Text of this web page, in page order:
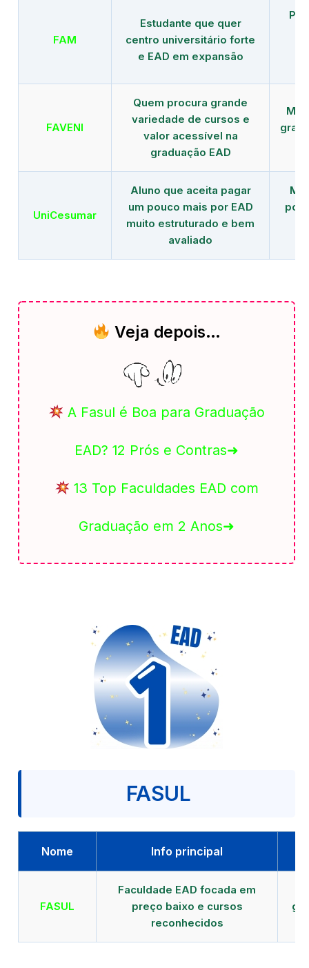
FAM
Estudante que quer
centro universitário forte
e EAD em expansão
FAVENI
Quem procura grande
variedade de cursos e
valor acessível na
graduação EAD
UniCesumar
Aluno que aceita pagar
um pouco mais por EAD
muito estruturado e bem
avaliado
Veja depois…
A Fasul é Boa para Graduação
EAD? 12 Prós e Contras➜
13 Top Faculdades EAD com
Graduação em 2 Anos➜
FASUL
Nome Info principal
FASUL
Faculdade EAD focada em
preço baixo e cursos
reconhecidos